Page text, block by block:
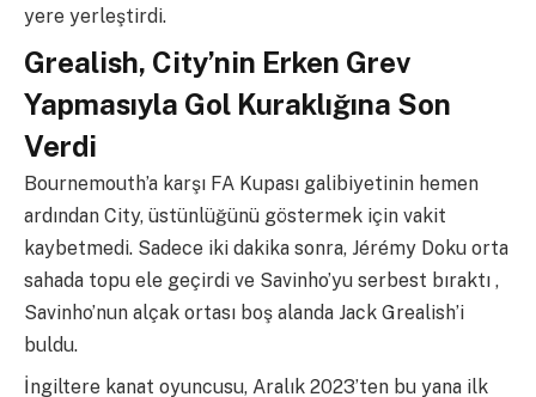
yere yerleştirdi.
Grealish, City’nin Erken Grev
Yapmasıyla Gol Kuraklığına Son
Verdi
Bournemouth’a karşı FA Kupası galibiyetinin hemen
ardından City, üstünlüğünü göstermek için vakit
kaybetmedi. Sadece iki dakika sonra, Jérémy Doku orta
sahada topu ele geçirdi ve Savinho’yu serbest bıraktı ,
Savinho’nun alçak ortası boş alanda Jack Grealish’i
buldu.
İngiltere kanat oyuncusu, Aralık 2023’ten bu yana ilk